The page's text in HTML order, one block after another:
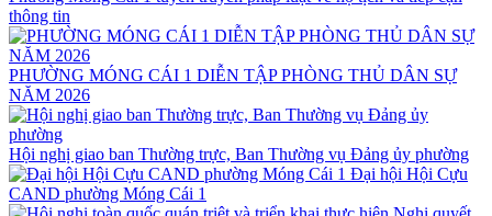
thông tin
PHƯỜNG MÓNG CÁI 1 DIỄN TẬP PHÒNG THỦ DÂN SỰ
NĂM 2026
Hội nghị giao ban Thường trực, Ban Thường vụ Đảng ủy phường
Đại hội Hội Cựu
CAND phường Móng Cái 1